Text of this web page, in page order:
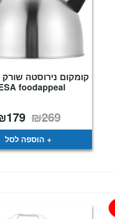
foodappeal
₪269 המחיר
המקורי
היה:
₪269.
179
הוספה לסל